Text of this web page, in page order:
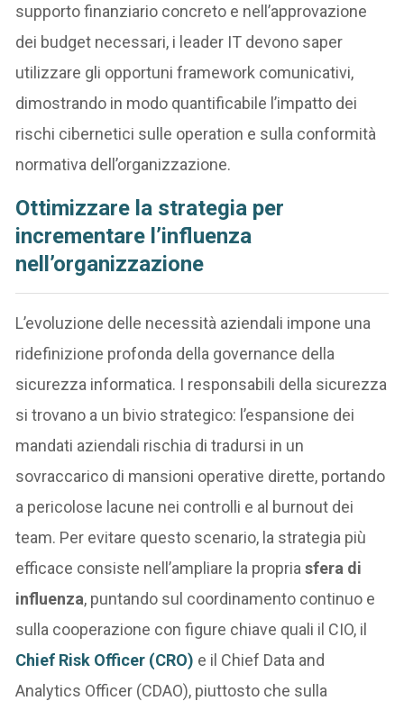
supporto finanziario concreto e nell’approvazione
dei budget necessari, i leader IT devono saper
utilizzare gli opportuni framework comunicativi,
dimostrando in modo quantificabile l’impatto dei
rischi cibernetici sulle operation e sulla conformità
normativa dell’organizzazione.
Ottimizzare la strategia per
incrementare l’influenza
nell’organizzazione
L’evoluzione delle necessità aziendali impone una
ridefinizione profonda della governance della
sicurezza informatica. I responsabili della sicurezza
si trovano a un bivio strategico: l’espansione dei
mandati aziendali rischia di tradursi in un
sovraccarico di mansioni operative dirette, portando
a pericolose lacune nei controlli e al burnout dei
team. Per evitare questo scenario, la strategia più
efficace consiste nell’ampliare la propriasfera di
influenza, puntando sul coordinamento continuo e
sulla cooperazione con figure chiave quali il CIO, il
Chief Risk Officer (CRO) e il Chief Data and
Analytics Officer (CDAO), piuttosto che sulla